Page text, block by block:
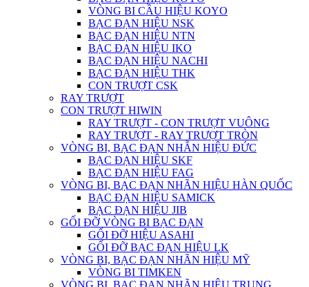
VÒNG BI CẦU HIỆU KOYO
BẠC ĐẠN HIỆU NSK
BẠC ĐẠN HIỆU NTN
BẠC ĐẠN HIỆU IKO
BẠC ĐẠN HIỆU NACHI
BẠC ĐẠN HIỆU THK
CON TRƯỢT CSK
RAY TRƯỢT
CON TRƯỢT HIWIN
RAY TRƯỢT - CON TRƯỢT VUÔNG
RAY TRƯỢT - RAY TRƯỢT TRÒN
VÒNG BI, BẠC ĐẠN NHẴN HIỆU ĐỨC
BẠC ĐẠN HIỆU SKF
BẠC ĐẠN HIỆU FAG
VÒNG BI, BẠC ĐẠN NHÃN HIỆU HÀN QUỐC
BẠC ĐẠN HIỆU SAMICK
BẠC ĐẠN HIỆU JIB
GỐI ĐỠ VÒNG BI BẠC ĐẠN
GỐI ĐỠ HIỆU ASAHI
GỐI ĐỠ BẠC ĐẠN HIỆU LK
VÒNG BI, BẠC ĐẠN NHÃN HIỆU MỸ
VÒNG BI TIMKEN
VÒNG BI, BẠC ĐẠN NHÃN HIỆU TRUNG